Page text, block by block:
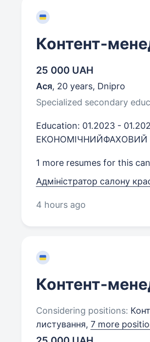
Контент-
25 000 UAH
Ася, 20 years, Dnipro
Specialized secondary
Education: 01.2023 -
1 more resumes for this
Адміністратор салону
4 hours ago
Контент-
Considering positions:
листування, 7 more